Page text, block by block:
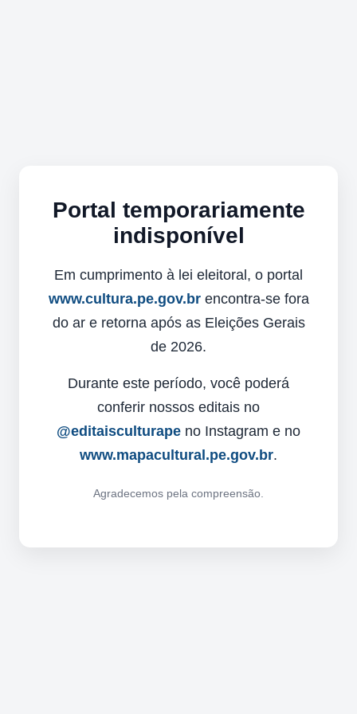
Portal temporariamente
indisponível
Em cumprimento à lei eleitoral, o portal
www.cultura.pe.gov.brencontra-se fora
do ar e retorna após as Eleições Gerais
de 2026.
Durante este período, você poderá
conferir nossos editais no
@editaisculturape no Instagram e no
www.mapacultural.pe.gov.br.
Agradecemos pela compreensão.